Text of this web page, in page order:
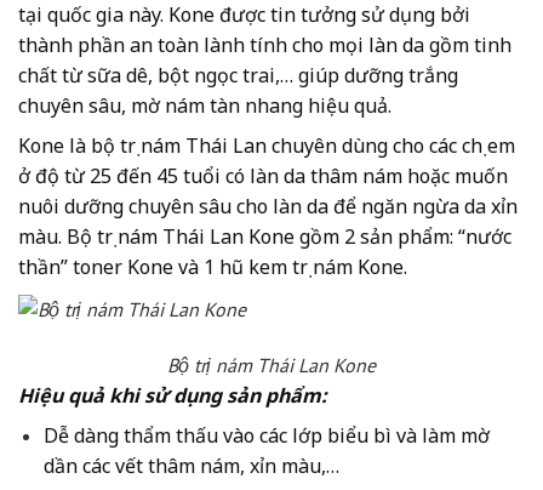
tại quốc gia này. Kone được tin tưởng sử dụng bởi
thành phần an toàn lành tính cho mọi làn da gồm tinh
chất từ sữa dê, bột ngọc trai,… giúp dưỡng trắng
chuyên sâu, mờ nám tàn nhang hiệu quả.
Kone là bộ trị nám Thái Lan chuyên dùng cho các chị em
ở độ từ 25 đến 45 tuổi có làn da thâm nám hoặc muốn
nuôi dưỡng chuyên sâu cho làn da để ngăn ngừa da xỉn
màu. Bộ trị nám Thái Lan Kone gồm 2 sản phẩm: “nước
thần” toner Kone và 1 hũ kem trị nám Kone.
Bộ trị nám Thái Lan Kone
Hiệu quả khi sử dụng sản phẩm:
Dễ dàng thẩm thấu vào các lớp biểu bì và làm mờ
dần các vết thâm nám, xỉn màu,…